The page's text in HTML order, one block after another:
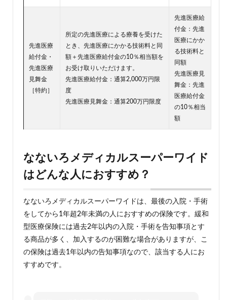
先進医療
給付金・
先進医療
見舞金
［特約］
所定の先進医療による療養を受けた
とき、先進医療にかかる技術料と同
額＋先進医療給付金の10％相当額を
お受け取りいただけます。
先進医療給付金：通算2,000万円限
度
先進医療見舞金：通算200万円限度
先進医療給
付金：先進
医療にかか
る技術料と
同額
先進医療見
舞金：先進
医療給付金
の10％相当
額
なないろメディカルスーパーワイド
はどんな人におすすめ？
なないろメディカルスーパーワイドは、最後の入院・手術
をしてから1年超2年未満の人におすすめの保険です。緩和
型医療保険には過去2年以内の入院・手術を告知事項とす
る商品が多く、加入するのが困難な場合がありますが、こ
の保険は過去1年以内の告知事項なので、該当する人にお
すすめです。